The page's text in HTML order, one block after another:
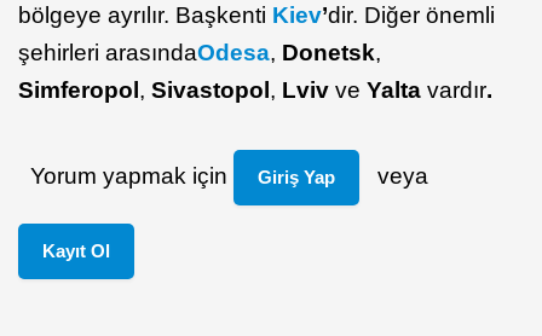
bölgeye ayrılır. Başkenti Kiev’dir. Diğer önemli
şehirleri arasındaOdesa, Donetsk,
Simferopol, Sivastopol, Lviv ve Yalta vardır.
Yorum yapmak için Giriş Yap veya
Kayıt Ol